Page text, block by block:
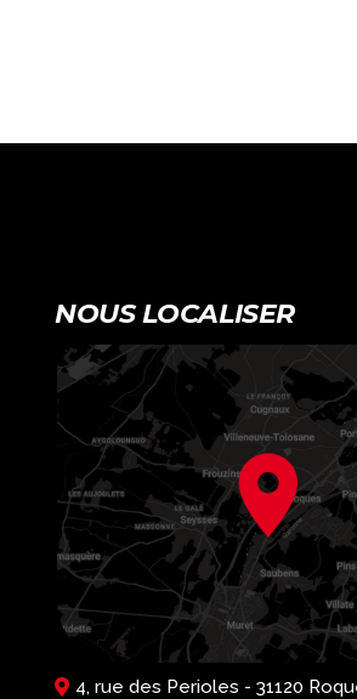
NOUS LOCALISER
4, rue des Perioles - 31120